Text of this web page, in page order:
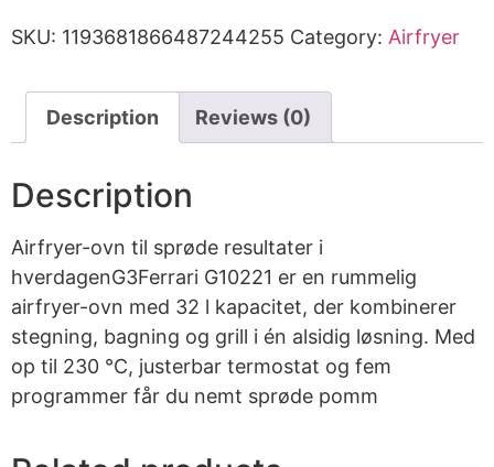
SKU: 1193681866487244255 Category: Airfryer
Description Reviews (0)
Description
Airfryer-ovn til sprøde resultater i
hverdagenG3Ferrari G10221 er en rummelig
airfryer-ovn med 32 l kapacitet, der kombinerer
stegning, bagning og grill i én alsidig løsning. Med
op til 230 °C, justerbar termostat og fem
programmer får du nemt sprøde pomm